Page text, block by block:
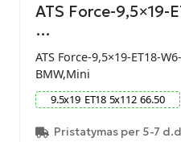
ATS Force-9,5×19-
…
ATS Force-9,5×19-ET18-
BMW,Mini
9.5x19 ET18 5x112 66.50
Pristatymas per 5-7